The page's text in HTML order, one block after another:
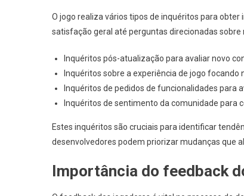
O jogo realiza vários tipos de inquéritos para
satisfação geral até perguntas direcionadas sobre
Inquéritos pós-atualização para avaliar novo
Inquéritos sobre a experiência de jogo focando
Inquéritos de pedidos de funcionalidades para
Inquéritos de sentimento da comunidade para
Estes inquéritos são cruciais para identificar
desenvolvedores podem priorizar mudanças que
Importância do feedback